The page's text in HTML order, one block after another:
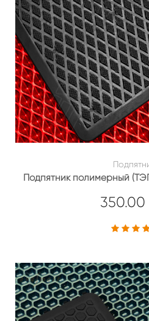
Подпятник полимерный
350.00